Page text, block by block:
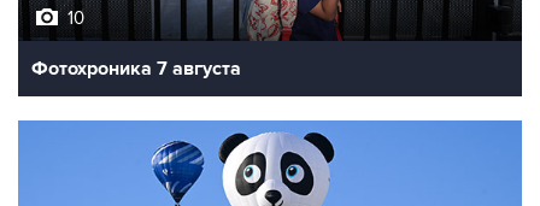
10
Фотохроника 7 августа